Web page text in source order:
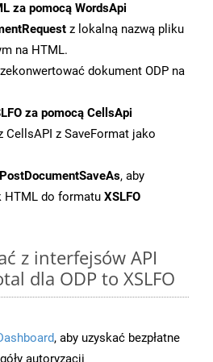
za pomocą WordsApi
z lokalną nazwą pliku
na HTML.
dokument ODP na
za pomocą CellsApi
CellsAPI z SaveFormat jako
, aby
HTML do formatu XSLFO
z interfejsów API
dla ODP to XSLFO
, aby uzyskać bezpłatne
autoryzacji